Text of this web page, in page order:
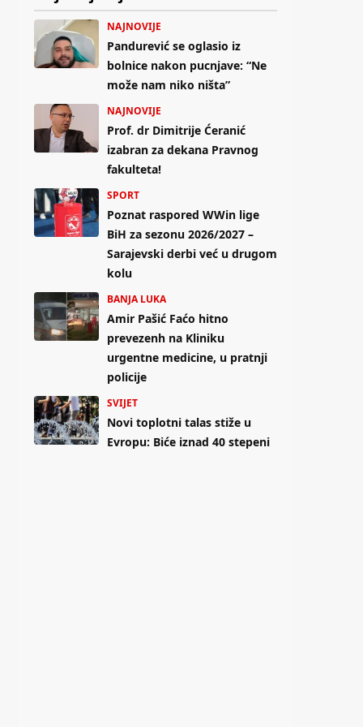
NAJNOVIJE
Pandurević se oglasio iz
bolnice nakon pucnjave: “Ne
može nam niko ništa”
NAJNOVIJE
Prof. dr Dimitrije Ćeranić
izabran za dekana Pravnog
fakulteta!
SPORT
Poznat raspored WWin lige
BiH za sezonu 2026/2027 –
Sarajevski derbi već u drugom
kolu
BANJA LUKA
Amir Pašić Faćo hitno
prevezenh na Kliniku
urgentne medicine, u pratnji
policije
SVIJET
Novi toplotni talas stiže u
Evropu: Biće iznad 40 stepeni